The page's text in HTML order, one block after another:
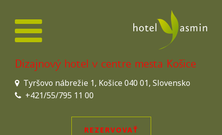
Dizajnový hotel v centre mesta Košice
Tyršovo nábrežie 1, Košice 040 01, Slovensko
+421/55/795 11 00
REZERVOVAŤ